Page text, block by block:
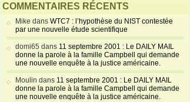
COMMENTAIRES RÉCENTS
Mike dans WTC7 : l’hypothèse du NIST contestée
par une nouvelle étude scientifique
domi65 dans 11 septembre 2001 : Le DAILY MAIL
donne la parole à la famille Campbell qui demande
une nouvelle enquête à la justice américaine.
Moulin dans 11 septembre 2001 : Le DAILY MAIL
donne la parole à la famille Campbell qui demande
une nouvelle enquête à la justice américaine.